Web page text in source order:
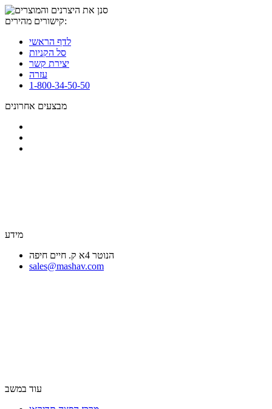
קישורים מהירים:
לדף הראשי
סל הקניות
יצירת קשר
עזרה
1-800-34-50-50
מבצעים אחרונים
מידע
הנוטר 4א ק. חיים חיפה
sales@mashav.com
עוד במשב